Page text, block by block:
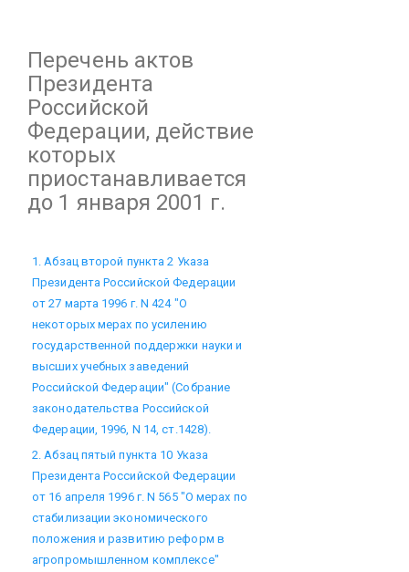
Перечень актов
Президента
Российской
Федерации, действие
которых
приостанавливается
до 1 января 2001 г.
1. Абзац второй пункта 2 Указа
Президента Российской Федерации
от 27 марта 1996 г. N 424 "О
некоторых мерах по усилению
государственной поддержки науки и
высших учебных заведений
Российской Федерации" (Собрание
законодательства Российской
Федерации, 1996, N 14, ст.1428).
2. Абзац пятый пункта 10 Указа
Президента Российской Федерации
от 16 апреля 1996 г. N 565 "О мерах по
стабилизации экономического
положения и развитию реформ в
агропромышленном комплексе"